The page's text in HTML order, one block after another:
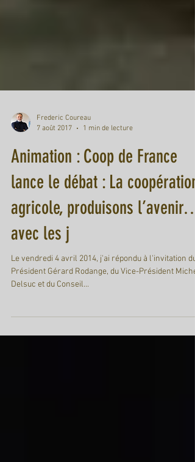
7 août 2017
1 min de lecture
Animation : Coop de France
lance le débat : La coopération
agricole, produisons l’avenir…
avec les j
Le vendredi 4 avril 2014, j'ai répondu à l'invitation du